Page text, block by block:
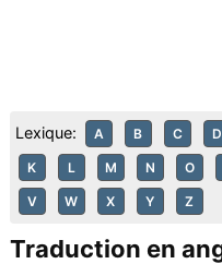
Lexique: A B C D
K L M N O
V W X Y Z
Traduction en